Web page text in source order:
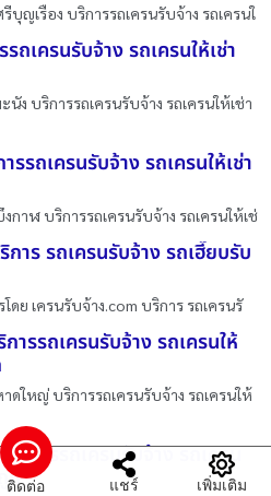
บุญเรือง บริการรถเครนรับจ้าง รถเครนใ
ถเครนรับจ้าง รถเครนให้เช่า
นัง บริการรถเครนรับจ้าง รถเครนให้เช่า
รถเครนรับจ้าง รถเครนให้เช่า
กาฬ บริการรถเครนรับจ้าง รถเครนให้เช่
าร รถเครนรับจ้าง รถเฮี๊ยบรับ
ดย เครนรับจ้าง.com บริการ รถเครนรั
ารรถเครนรับจ้าง รถเครนให้
ดใหญ่ บริการรถเครนรับจ้าง รถเครนให้
ริการรถเครนรับจ้าง รถเครน
ก
ติดต่อ แชร์ เพิ่มเติม